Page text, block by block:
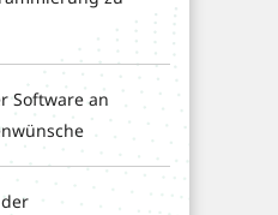
Software an